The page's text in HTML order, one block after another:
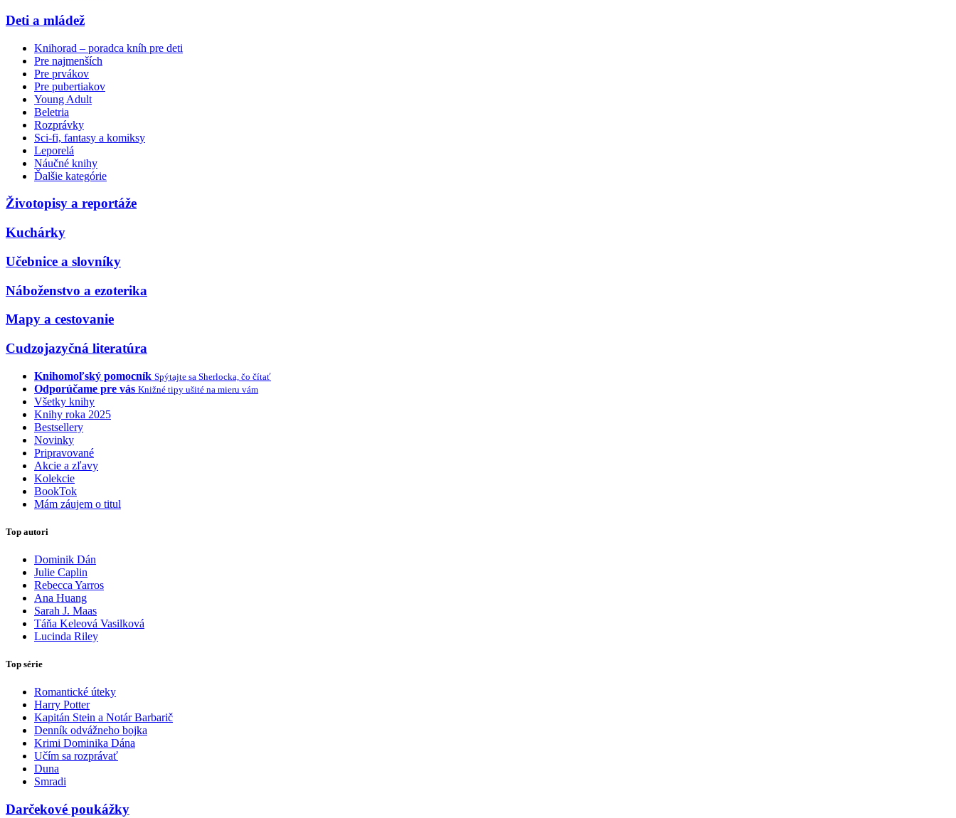
Deti a mládež
Knihorad – poradca kníh pre deti
Pre najmenších
Pre prvákov
Pre pubertiakov
Young Adult
Beletria
Rozprávky
Sci-fi, fantasy a komiksy
Leporelá
Náučné knihy
Ďalšie kategórie
Životopisy a reportáže
Kuchárky
Učebnice a slovníky
Náboženstvo a ezoterika
Mapy a cestovanie
Cudzojazyčná literatúra
Knihomoľský pomocník Spýtajte sa Sherlocka, čo čítať
Odporúčame pre vás Knižné tipy ušité na mieru vám
Všetky knihy
Knihy roka 2025
Bestsellery
Novinky
Pripravované
Akcie a zľavy
Kolekcie
BookTok
Mám záujem o titul
Top autori
Dominik Dán
Julie Caplin
Rebecca Yarros
Ana Huang
Sarah J. Maas
Táňa Keleová Vasilková
Lucinda Riley
Top série
Romantické úteky
Harry Potter
Kapitán Stein a Notár Barbarič
Denník odvážneho bojka
Krimi Dominika Dána
Učím sa rozprávať
Duna
Smradi
Darčekové poukážky